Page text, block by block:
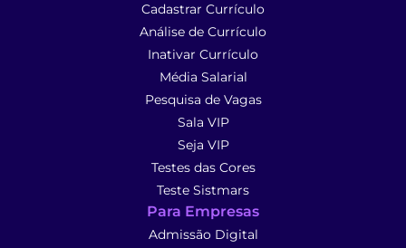
Cadastrar Currículo
Análise de Currículo
Inativar Currículo
Média Salarial
Pesquisa de Vagas
Sala VIP
Seja VIP
Testes das Cores
Teste Sistmars
Para Empresas
Admissão Digital